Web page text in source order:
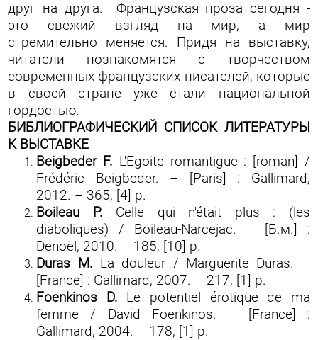
друг на друга. Французская проза сегодня -
это свежий взгляд на мир, а мир
стремительно меняется. Придя на выставку,
читатели познакомятся с творчеством
современных французских писателей, которые
в своей стране уже стали национальной
гордостью.
БИБЛИОГРАФИЧЕСКИЙ СПИСОК ЛИТЕРАТУРЫ
К ВЫСТАВКЕ
Beigbeder F. L'Egoite romantigue : [roman] /
Frédéric Beigbeder. – [Paris] : Gallimard,
2012. – 365, [4] p.
Boileau P. Celle qui n'était plus : (les
diaboliques) / Boileau-Narcejac. – [Б.м.] :
Denoël, 2010. – 185, [10] p.
Duras
М. La douleur / Marguerite Duras. –
[France] : Gallimard, 2007. – 217, [1] p.
Foenkinos D. Le potentiel érotique de ma
femme / David Foenkinos. – [France] :
Gallimard, 2004. – 178, [1] p.